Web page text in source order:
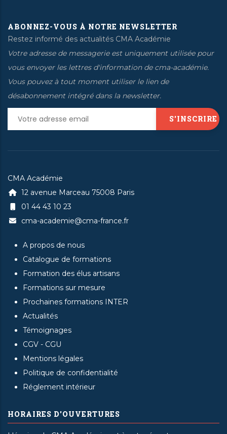
ABONNEZ-VOUS À NOTRE NEWSLETTER
Restez informé des actualités CMA Académie
Votre adresse de messagerie est uniquement utilisée pour
vous envoyer les lettres d'information de cma-académie.
Vous pouvez à tout moment utiliser le lien de
désabonnement intégré dans la newsletter.
CMA Académie
12 avenue Marceau 75008 Paris
01 44 43 10 23
cma-academie@cma-france.fr
A propos de nous
Catalogue de formations
Formation des élus artisans
Formations sur mesure
Prochaines formations INTER
Actualités
Témoignages
CGV - CGU
Mentions légales
Politique de confidentialité
Réglement intérieur
HORAIRES D'OUVERTURES